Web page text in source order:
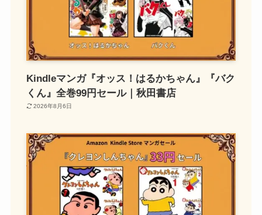
Kindleマンガ『オッス！はるかちゃん』『バク
くん』全巻99円セール｜秋田書店
2026年8月6日